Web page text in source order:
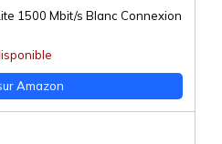
1500 Mbit/s Blanc Connexion
Amazon